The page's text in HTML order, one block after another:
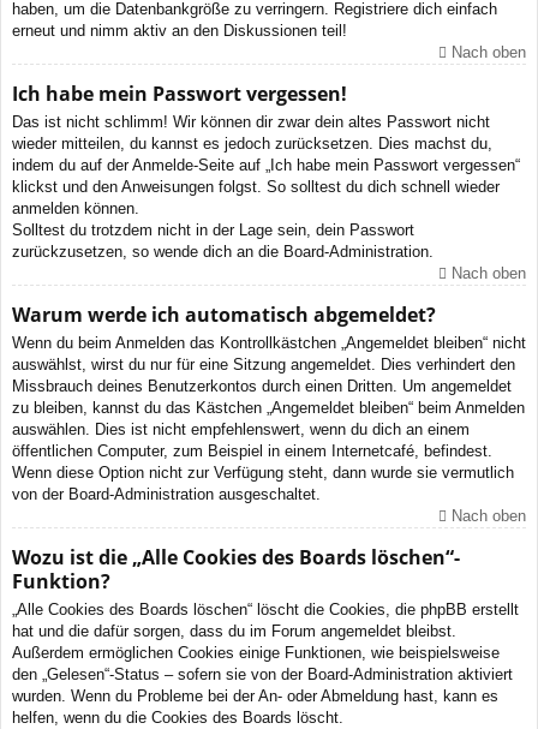
haben, um die Datenbankgröße zu verringern. Registriere dich einfach
erneut und nimm aktiv an den Diskussionen teil!
Nach oben
Ich habe mein Passwort vergessen!
Das ist nicht schlimm! Wir können dir zwar dein altes Passwort nicht
wieder mitteilen, du kannst es jedoch zurücksetzen. Dies machst du,
indem du auf der Anmelde-Seite auf „Ich habe mein Passwort vergessen“
klickst und den Anweisungen folgst. So solltest du dich schnell wieder
anmelden können.
Solltest du trotzdem nicht in der Lage sein, dein Passwort
zurückzusetzen, so wende dich an die Board-Administration.
Nach oben
Warum werde ich automatisch abgemeldet?
Wenn du beim Anmelden das Kontrollkästchen „Angemeldet bleiben“ nicht
auswählst, wirst du nur für eine Sitzung angemeldet. Dies verhindert den
Missbrauch deines Benutzerkontos durch einen Dritten. Um angemeldet
zu bleiben, kannst du das Kästchen „Angemeldet bleiben“ beim Anmelden
auswählen. Dies ist nicht empfehlenswert, wenn du dich an einem
öffentlichen Computer, zum Beispiel in einem Internetcafé, befindest.
Wenn diese Option nicht zur Verfügung steht, dann wurde sie vermutlich
von der Board-Administration ausgeschaltet.
Nach oben
Wozu ist die „Alle Cookies des Boards löschen“-
Funktion?
„Alle Cookies des Boards löschen“ löscht die Cookies, die phpBB erstellt
hat und die dafür sorgen, dass du im Forum angemeldet bleibst.
Außerdem ermöglichen Cookies einige Funktionen, wie beispielsweise
den „Gelesen“-Status – sofern sie von der Board-Administration aktiviert
wurden. Wenn du Probleme bei der An- oder Abmeldung hast, kann es
helfen, wenn du die Cookies des Boards löscht.